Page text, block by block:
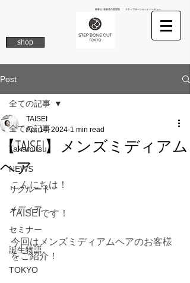
南青山 表参道の美容院 ステップボーンカットトーキョー
shop
Post
全ての記事
Takamitsu
NEWS
リクルート
メディア
セミナー
誕生物語
TOKYO
全ての記事
【TAISEI】メンズミディアム
ヘア
TAISEI
Apr 14, 2024 1 min read
こんにちは！
TAISEIです！
今回はメンズミディアムヘアのお客様
をご紹介！